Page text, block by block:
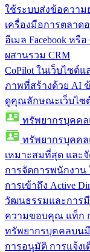
ใช้ระบบส่งข้อควา
เครื่องมือการตลาด
อีเมล Facebook หรื
ผสานรวม CRM
CoPilot ในเว็บไซต์
ภาพที่สร้างด้วย AI
ดูคุณลักษณะเว็บไซ
ทรัพยากรบุคค
ทรัพยากรบุคค
เหมาะสมที่สุด และ
การจัดการพนักงาน
การเข้าถึง Active
วัฒนธรรมและการ
ความขอบคุณ แท็ก
ทรัพยากรบุคคลบน
การอนุมัติ การแจ้งเ